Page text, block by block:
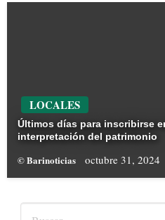
LOCALES
Últimos días para inscribirse
interpretación del patrimonio
© Barinoticias octubre 31, 2024